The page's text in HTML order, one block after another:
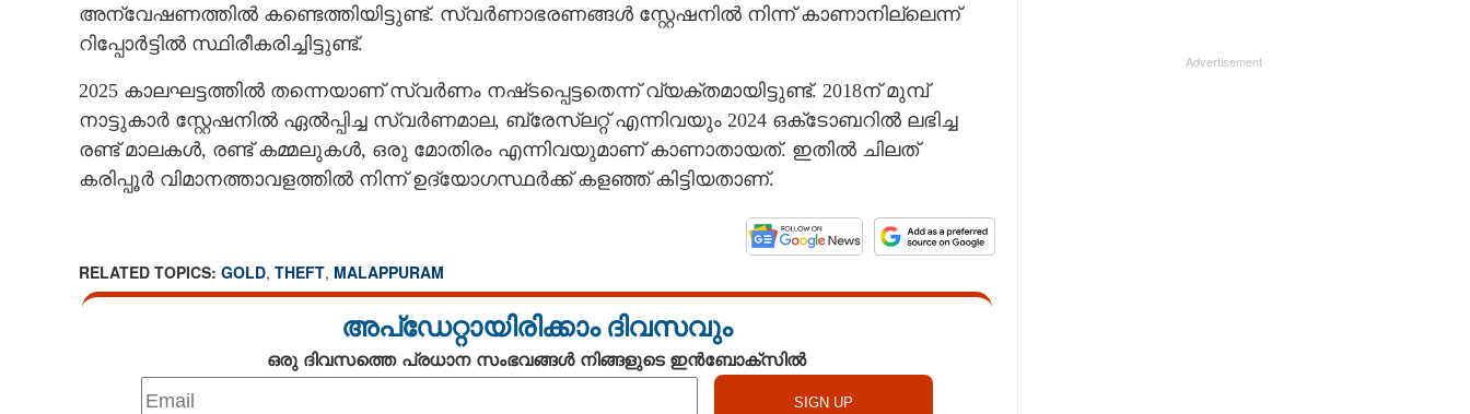
അന്വേഷണത്തിൽ കണ്ടെത്തിയിട്ടുണ്ട്. സ്വർണാഭരണങ്ങൾ സ്റ്റേഷനിൽ നിന്ന് കാണാനില്ലെന്ന്
റിപ്പോർട്ടിൽ സ്ഥിരീകരിച്ചിട്ടുണ്ട്.
2025 കാലഘട്ടത്തിൽ തന്നെയാണ് സ്വർണം നഷ്‌ടപ്പെട്ടതെന്ന് വ്യക്തമായിട്ടുണ്ട്. 2018ന് മുമ്പ്
നാട്ടുകാർ സ്റ്റേഷനിൽ ഏൽപ്പിച്ച സ്വർണമാല, ബ്രേസ്‌ലറ്റ് എന്നിവയും 2024 ഒക്‌ടോബറിൽ ലഭിച്ച
രണ്ട് മാലകൾ, രണ്ട് കമ്മലുകൾ, ഒരു മോതിരം എന്നിവയുമാണ് കാണാതായത്. ഇതിൽ ചിലത്
കരിപ്പൂർ വിമാനത്താവളത്തിൽ നിന്ന് ഉദ്യോഗസ്ഥർക്ക് കളഞ്ഞ് കിട്ടിയതാണ്.
RELATED TOPICS: GOLD, THEFT, MALAPPURAM
അപ്ഡേറ്റായിരിക്കാം ദിവസവും
ഒരു ദിവസത്തെ പ്രധാന സംഭവങ്ങൾ നിങ്ങളുടെ ഇൻബോക്സിൽ
Advertisement